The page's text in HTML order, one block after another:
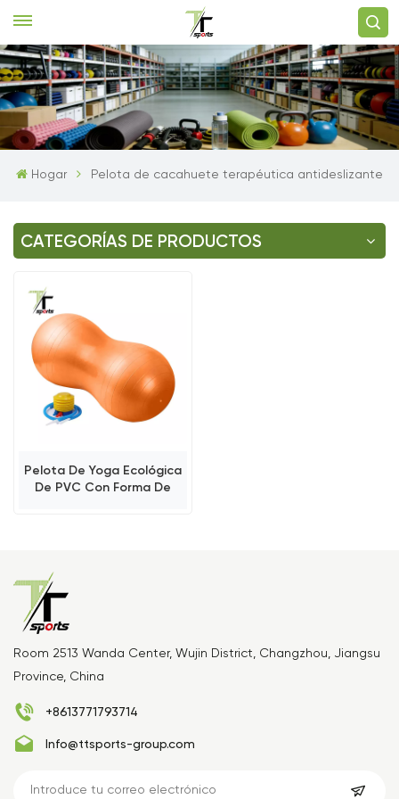
Hogar Pelota de cacahuete terapéutica antideslizante
CATEGORÍAS DE PRODUCTOS
Pelota De Yoga Ecológica
De PVC Con Forma De
Room 2513 Wanda Center, Wujin District, Changzhou, Jiangsu
Province, China
+8613771793714
Info@ttsports-group.com